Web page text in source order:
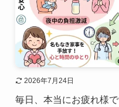
2026年7月24日
毎日、本当にお疲れ様